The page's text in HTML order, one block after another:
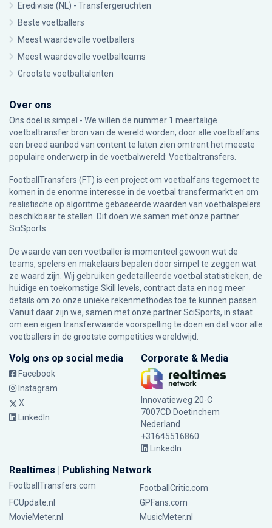
Eredivisie (NL) - Transfergeruchten
Beste voetballers
Meest waardevolle voetballers
Meest waardevolle voetbalteams
Grootste voetbaltalenten
Over ons
Ons doel is simpel - We willen de nummer 1 meertalige
voetbaltransfer bron van de wereld worden, door alle voetbalfans
een breed aanbod van content te laten zien omtrent het meeste
populaire onderwerp in de voetbalwereld: Voetbaltransfers.
FootballTransfers (FT) is een project om voetbalfans tegemoet te
komen in de enorme interesse in de voetbal transfermarkt en om
realistische op algoritme gebaseerde waarden van voetbalspelers
beschikbaar te stellen. Dit doen we samen met onze partner
SciSports
De waarde van een voetballer is momenteel gewoon wat de
teams, spelers en makelaars bepalen door simpel te zeggen wat
ze waard zijn. Wij gebruiken gedetailleerde voetbal statistieken, de
huidige en toekomstige Skill levels, contract data en nog meer
details om zo onze unieke rekenmethodes toe te kunnen passen.
Vanuit daar zijn we, samen met onze partner SciSports, in staat
om een eigen transferwaarde voorspelling te doen en dat voor alle
voetballers in de grootste competities wereldwijd.
Volg ons op social media
Facebook
Instagram
X
LinkedIn
Corporate & Media
Innovatieweg 20-C
7007CD Doetinchem
Nederland
+31645516860
LinkedIn
Realtimes | Publishing Network
FootballTransfers.com
FootballCritic.com
FCUpdate.nl
GPFans.com
MovieMeter.nl
MusicMeter.nl